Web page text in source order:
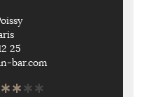
25
bar.com